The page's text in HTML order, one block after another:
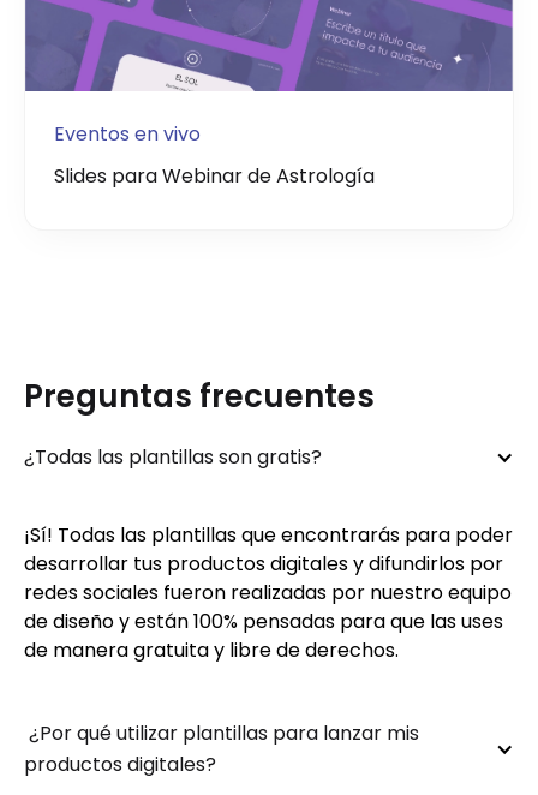
Eventos en vivo
Slides para Webinar de Astrología
Preguntas frecuentes
¿Todas las plantillas son gratis?
¡Sí! Todas las plantillas que encontrarás para poder
desarrollar tus productos digitales y difundirlos por
redes sociales fueron realizadas por nuestro equipo
de diseño y están 100% pensadas para que las uses
de manera gratuita y libre de derechos.
¿Por qué utilizar plantillas para lanzar mis
productos digitales?